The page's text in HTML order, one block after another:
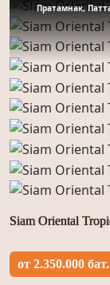
Пратамнак,
Siam Oriental
от 2.350.000 бат.